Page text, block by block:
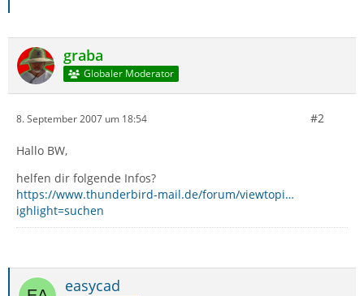
graba
Globaler Moderator
8. September 2007 um 18:54 #2
Hallo BW,
helfen dir folgende Infos?
https://www.thunderbird-mail.de/forum/viewtopi…
ighlight=suchen
easycad